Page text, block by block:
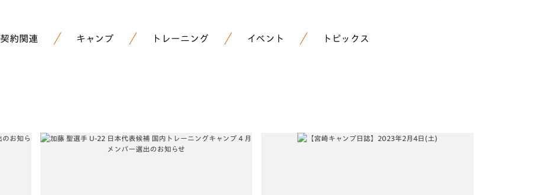
契約関連 キャンプ トレーニング イベント トピックス